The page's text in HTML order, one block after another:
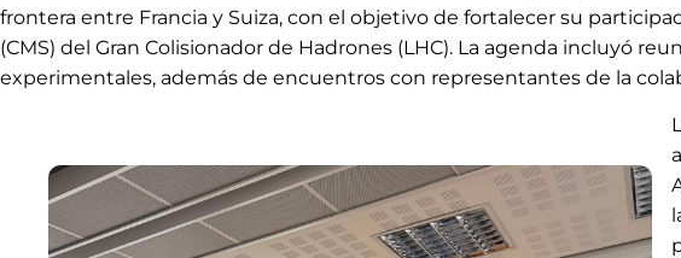
frontera entre Francia y Suiza, con el objetivo de fortalecer su
(CMS) del Gran Colisionador de Hadrones (LHC). La agenda incluyó
experimentales, además de encuentros con representantes de la